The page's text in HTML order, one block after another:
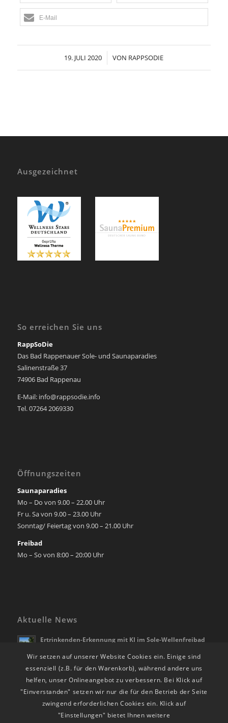
E-Mail
19. JULI 2020
/ VON RAPPSODIE
Ausgezeichnet
So erreichen Sie uns
RappSoDie
Das Bad Rappenauer Sole- und Saunaparadies
Salinenstraße 37
74906 Bad Rappenau
E-Mail: info@rappsodie.info
Tel. 07264 2069330
Öffnungszeiten
Saunaparadies
Mo – Do von 9.00 – 22.00 Uhr
Fr u. Sa von 9.00 – 23.00 Uhr
Sonntag/ Feiertag von 9.00 – 21.00 Uhr
Freibad
Mo – So von 8:00 – 20:00 Uhr
Aktuelle News
Ertrinkenden-Erkennung mit KI im Sole-Wellenfreibad
21. April 2026 - 10:28
Die Freibadsaison beginnt am 01.05.2026
RappSoDie Weihnachts-Shopping vom 24.11. – 23.12.25
24. November 2025 - 14:30
Wir setzen auf unserer Website Cookies ein. Einige sind
essenziell (z.B. für den Warenkorb), während andere uns
helfen, unser Onlineangebot zu verbessern. Bei Klick auf
"Einverstanden" setzen wir nur die für den Betrieb der Seite
zwingend erforderlichen Cookies ein. Klick auf
"Einstellungen" bietet Ihnen weitere